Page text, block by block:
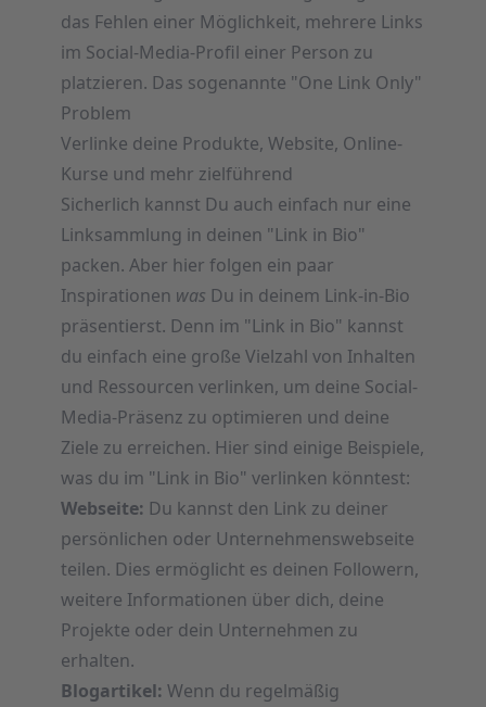
das Fehlen einer Möglichkeit, mehrere Links
im Social-Media-Profil einer Person zu
platzieren. Das sogenannte "One Link Only"
Problem
Verlinke deine Produkte, Website, Online-
Kurse und mehr zielführend
Sicherlich kannst Du auch einfach nur eine
Linksammlung in deinen "Link in Bio"
packen. Aber hier folgen ein paar
Inspirationen was Du in deinem Link-in-Bio
präsentierst. Denn im "Link in Bio" kannst
du einfach eine große Vielzahl von Inhalten
und Ressourcen verlinken, um deine Social-
Media-Präsenz zu optimieren und deine
Ziele zu erreichen. Hier sind einige Beispiele,
was du im "Link in Bio" verlinken könntest:
Webseite: Du kannst den Link zu deiner
persönlichen oder Unternehmenswebseite
teilen. Dies ermöglicht es deinen Followern,
weitere Informationen über dich, deine
Projekte oder dein Unternehmen zu
erhalten.
Blogartikel: Wenn du regelmäßig